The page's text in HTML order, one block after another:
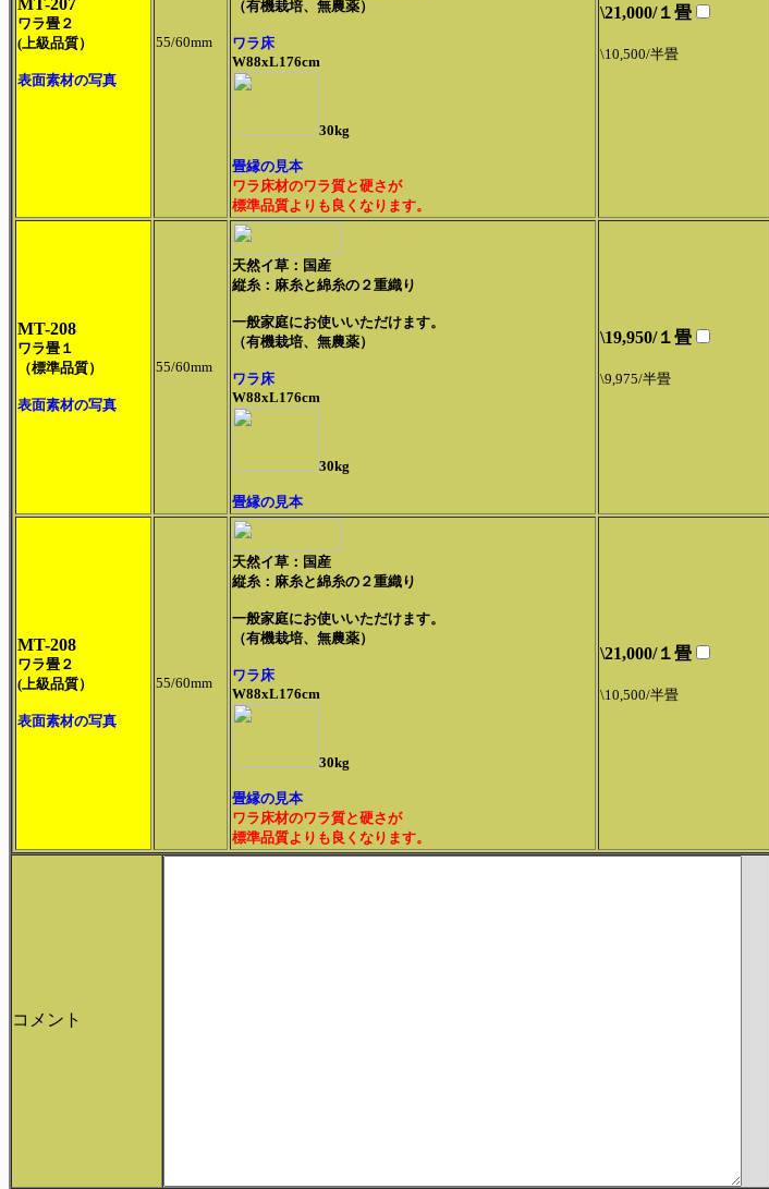
MT-207
ワラ畳２
(上級品質）
表面素材の写真
55/60mm
（有機栽培、無農薬）
ワラ床
W88xL176cm
30kg
畳縁の見本
ワラ床材のワラ質と硬さが
標準品質よりも良くなります。
\21,000/１畳
\10,500/半畳
MT-208
ワラ畳１
（標準品質）
表面素材の写真
55/60mm
天然イ草：国産
縦糸：麻糸と綿糸の２重織り
一般家庭にお使いいただけます。
（有機栽培、無農薬）
ワラ床
W88xL176cm
30kg
畳縁の見本
\19,950/１畳
\9,975/半畳
MT-208
ワラ畳２
(上級品質）
表面素材の写真
55/60mm
天然イ草：国産
縦糸：麻糸と綿糸の２重織り
一般家庭にお使いいただけます。
（有機栽培、無農薬）
ワラ床
W88xL176cm
30kg
畳縁の見本
ワラ床材のワラ質と硬さが
標準品質よりも良くなります。
\21,000/１畳
\10,500/半畳
コメント